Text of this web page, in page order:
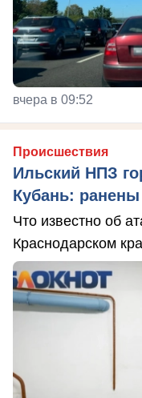
вчера в 09:52
Происшествия
Ильский НПЗ
Кубань:
Что известно об
Краснодарском